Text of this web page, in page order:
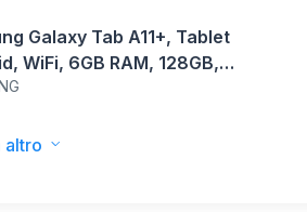
Galaxy Tab A11+, Tablet
WiFi, 6GB RAM, 128GB,
Display, Silver [Versione
altro